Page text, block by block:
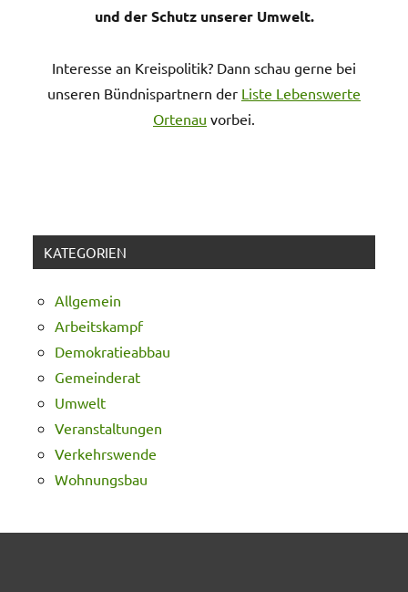
und der Schutz unserer Umwelt.
Interesse an Kreispolitik? Dann schau gerne bei
unseren Bündnispartnern der Liste Lebenswerte
Ortenau vorbei.
KATEGORIEN
Allgemein
Arbeitskampf
Demokratieabbau
Gemeinderat
Umwelt
Veranstaltungen
Verkehrswende
Wohnungsbau